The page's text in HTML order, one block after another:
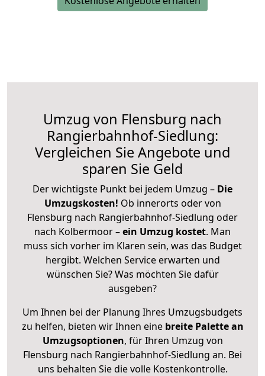
Umzug von Flensburg nach
Rangierbahnhof-Siedlung:
Vergleichen Sie Angebote und
sparen Sie Geld
Der wichtigste Punkt bei jedem Umzug – Die
Umzugskosten! Ob innerorts oder von
Flensburg nach Rangierbahnhof-Siedlung oder
nach Kolbermoor –ein Umzug kostet. Man
muss sich vorher im Klaren sein, was das Budget
hergibt. Welchen Service erwarten und
wünschen Sie? Was möchten Sie dafür
ausgeben?
Um Ihnen bei der Planung Ihres Umzugsbudgets
zu helfen, bieten wir Ihnen eine breite Palette an
Umzugsoptionen, für Ihren Umzug von
Flensburg nach Rangierbahnhof-Siedlung an. Bei
uns behalten Sie die volle Kostenkontrolle.